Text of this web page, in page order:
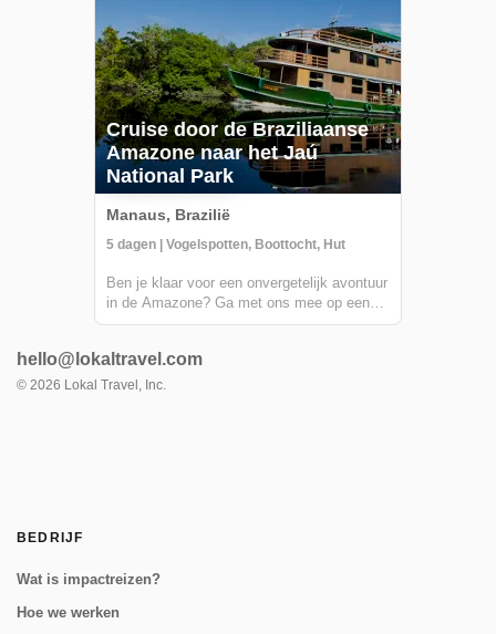
Cruise door de Braziliaanse
Amazone naar het Jaú
National Park
Manaus, Brazilië
5 dagen | Vogelspotten, Boottocht, Hut
Ben je klaar voor een onvergetelijk avontuur
in de Amazone? Ga met ons mee op een
unieke cruise door het Jaú National Park,
en een UNESCO Werelderfgoed. Je krijgt
de kans om de overvloedige wildlife en
hello@lokaltravel.com
© 2026 Lokal Travel, Inc.
BEDRIJF
Wat is impactreizen?
Hoe we werken